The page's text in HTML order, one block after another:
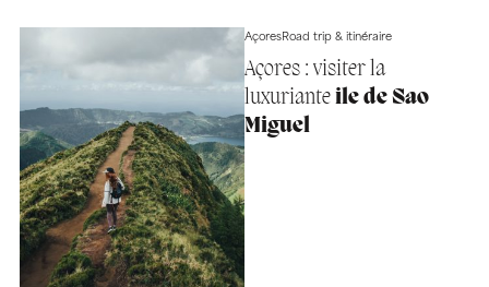
AçoresRoad trip & itinéraire
Açores : visiter la
luxurianteile de Sao
Miguel